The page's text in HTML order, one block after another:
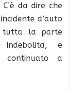
C’è da dire che
d’auto
tutta la parte
indebolita, e
continuato a